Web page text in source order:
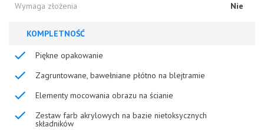
Wymaga złożenia
Nie
KOMPLETNOŚĆ
Piękne opakowanie
Zagruntowane, bawełniane płótno na blejtramie
Elementy mocowania obrazu na ścianie
Zestaw farb akrylowych na bazie nietoksycznych
składników